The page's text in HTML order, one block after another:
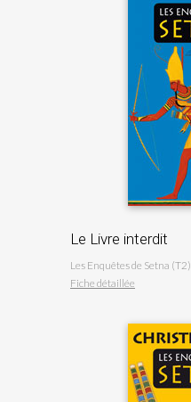
Le Livre interdit
Les Enquêtes de Setna (T2)
Fiche détaillée